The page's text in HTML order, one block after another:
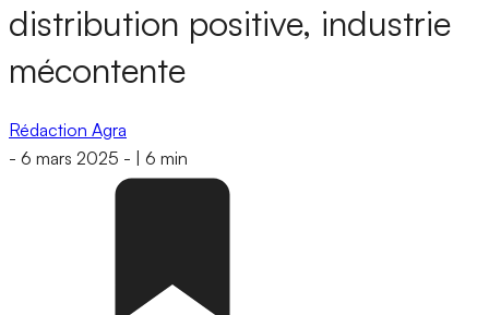
distribution positive, industrie
mécontente
Rédaction Agra
- 6 mars 2025 - 6 min